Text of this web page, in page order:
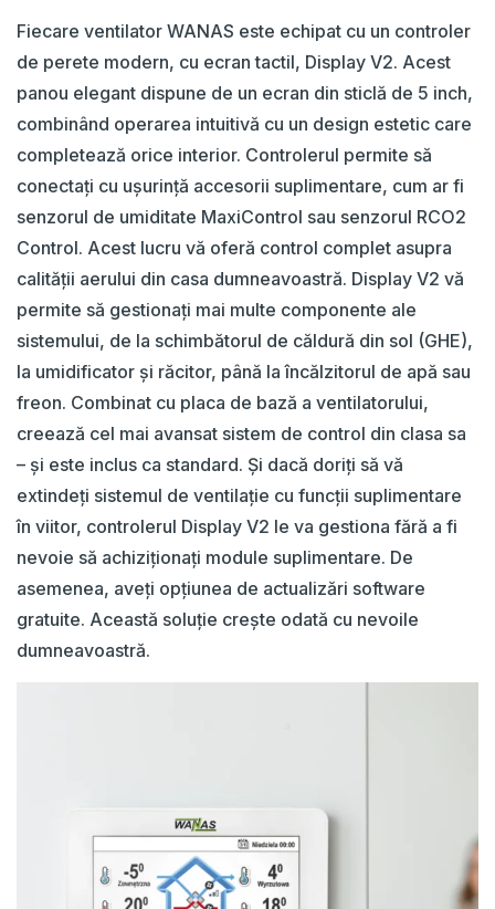
Fiecare ventilator WANAS este echipat cu un controler
de perete modern, cu ecran tactil, Display V2. Acest
panou elegant dispune de un ecran din sticlă de 5 inch,
combinând operarea intuitivă cu un design estetic care
completează orice interior. Controlerul permite să
conectați cu ușurință accesorii suplimentare, cum ar fi
senzorul de umiditate MaxiControl sau senzorul RCO2
Control. Acest lucru vă oferă control complet asupra
calității aerului din casa dumneavoastră. Display V2 vă
permite să gestionați mai multe componente ale
sistemului, de la schimbătorul de căldură din sol (GHE),
la umidificator și răcitor, până la încălzitorul de apă sau
freon. Combinat cu placa de bază a ventilatorului,
creează cel mai avansat sistem de control din clasa sa
– și este inclus ca standard. Și dacă doriți să vă
extindeți sistemul de ventilație cu funcții suplimentare
în viitor, controlerul Display V2 le va gestiona fără a fi
nevoie să achiziționați module suplimentare. De
asemenea, aveți opțiunea de actualizări software
gratuite. Această soluție crește odată cu nevoile
dumneavoastră.